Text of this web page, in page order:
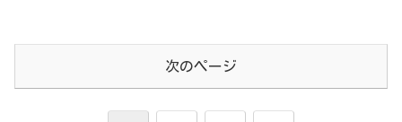
次のページ